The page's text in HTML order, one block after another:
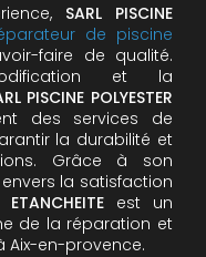
SARL PISCINE
de piscine
faire de qualité.
et la
PISCINE POLYESTER
des services de
la durabilité et
Grâce à son
la satisfaction
ETANCHEITE est un
de la réparation et
Aix-en-provence.